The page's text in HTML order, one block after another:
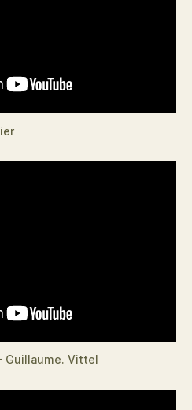
Guillaume. Vittel